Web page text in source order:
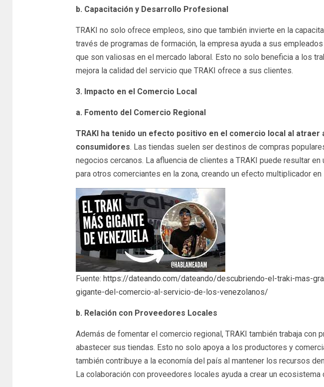
b. Capacitación y Desarrollo Profesional
TRAKI no solo ofrece empleos, sino que también invierte en la
través de programas de formación, la empresa ayuda a sus
que son valiosas en el mercado laboral. Esto no solo beneficia a los
mejora la calidad del servicio que TRAKI ofrece a sus clientes.
3. Impacto en el Comercio Local
a. Fomento del Comercio Regional
TRAKI ha tenido un efecto positivo en el comercio local al atraer
consumidores. Las tiendas suelen ser destinos de compras
negocios cercanos. La afluencia de clientes a TRAKI puede resultar en
para otros comerciantes en la zona, creando un efecto multiplicador en
Fuente: https://dateando.com/dateando/descubriendo-el-traki-mas-
gigante-del-comercio-al-servicio-de-los-venezolanos/
b. Relación con Proveedores Locales
Además de fomentar el comercio regional, TRAKI también trabaja con
abastecer sus tiendas. Esto no solo apoya a los productores y
también contribuye a la economía del país al mantener los recursos
La colaboración con proveedores locales ayuda a crear un